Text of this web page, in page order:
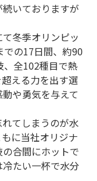
いておりますが
冬季オリンピッ
での17日間、約90
、全102種目で熱
える力を出す選
や勇気を与えて
てしまうのが水
に当社オリジナ
合間にホットで
たい一杯で水分